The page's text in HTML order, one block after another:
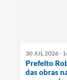
30 JUL 2026 -
Prefeito
das obras